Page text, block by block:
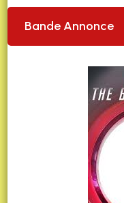
Bande Annonce